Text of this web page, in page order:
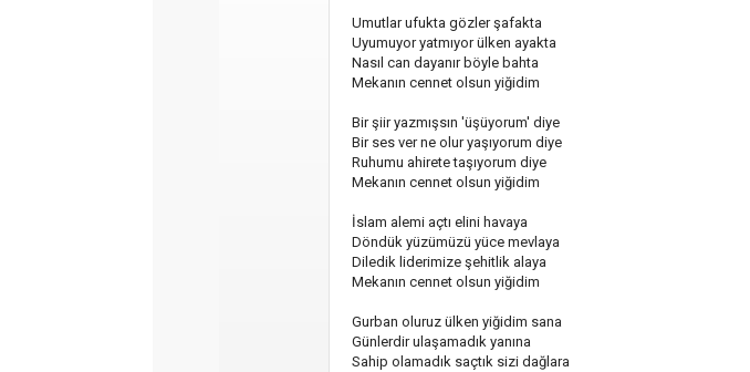
Umutlar ufukta gözler şafakta
Uyumuyor yatmıyor ülken ayakta
Nasıl can dayanır böyle bahta
Mekanın cennet olsun yiğidim
Bir şiir yazmışsın 'üşüyorum' diye
Bir ses ver ne olur yaşıyorum diye
Ruhumu ahirete taşıyorum diye
Mekanın cennet olsun yiğidim
İslam alemi açtı elini havaya
Döndük yüzümüzü yüce mevlaya
Diledik liderimize şehitlik alaya
Mekanın cennet olsun yiğidim
Gurban oluruz ülken yiğidim sana
Günlerdir ulaşamadık yanına
Sahip olamadık saçtık sizi dağlara